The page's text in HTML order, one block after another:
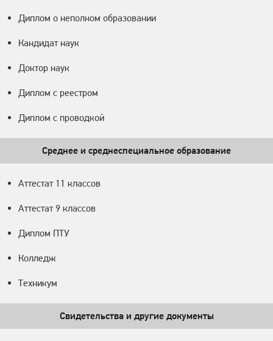
Диплом о неполном образовании
Кандидат наук
Доктор наук
Диплом с реестром
Диплом с проводкой
Среднее и среднеспециальное образование
Аттестат 11 классов
Аттестат 9 классов
Диплом ПТУ
Колледж
Техникум
Свидетельства и другие документы